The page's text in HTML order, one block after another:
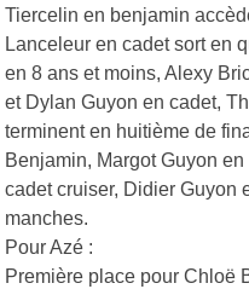
Tiercelin en benjamin
Lanceleur en cadet sort en
en 8 ans et moins, Alexy
et Dylan Guyon en cadet,
terminent en huitième de
Benjamin, Margot Guyon
cadet cruiser, Didier Guyon
manches.
Pour Azé :
Première place pour Chloë